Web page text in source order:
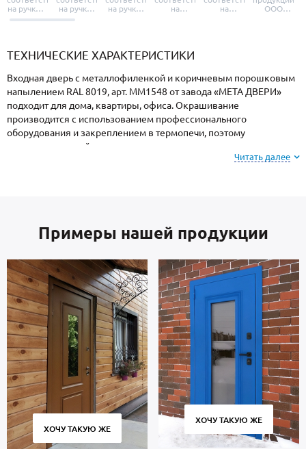
на ручки и
броненакладки
на ручки-
защелки
на ручки-
на
на
ООО
ТЕХНИЧЕСКИЕ ХАРАКТЕРИСТИКИ
Входная дверь с металлофиленкой и коричневым порошковым
напылением RAL 8019, арт. ММ1548 от завода «МЕТА ДВЕРИ»
подходит для дома, квартиры, офиса. Окрашивание
производится с использованием профессионального
оборудования и закреплением в термопечи, поэтому
поверхность устойчива к механическим повреждениям,
вариантов, представленных на сайте или из
образцов у мастера по замерам.
В основе двери — стальные листы и многоконтурный профиль
отечественного производства, толщиной 2 мм. Внутренняя
сторона: МДФ. Взломостойкие замки входят в комплект.
В полости створки имеется теплоизоляция пеноплекс.
Уплотнители по периметру проема: 2 контура для
дополнительной звукоизоляции.
Дверь порошок рассчитана на длительную эксплуатацию и
сохраняет работоспособность множества циклов открывания и
закрывания. Соблюдение технологии изготовления, точное
соответствие размеров и качественные петли обеспечивают
плотное прилегание полотна к коробу без скрипов и
Читать далее
Примеры нашей продукции
ХОЧУ ТАКУЮ ЖЕ
ХОЧУ ТАКУЮ ЖЕ